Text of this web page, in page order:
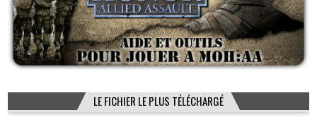
LE FICHIER LE PLUS TÉLÉCHARGÉ